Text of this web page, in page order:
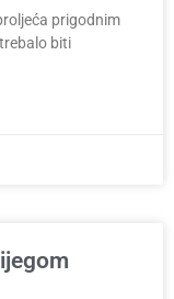
prigodnim
biti